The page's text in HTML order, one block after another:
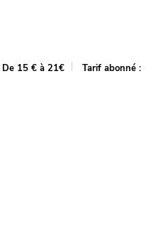
De 15 € à 21€
Tarif abonné :